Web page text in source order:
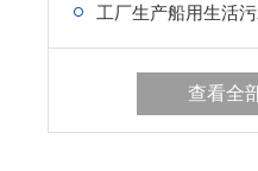
查看全